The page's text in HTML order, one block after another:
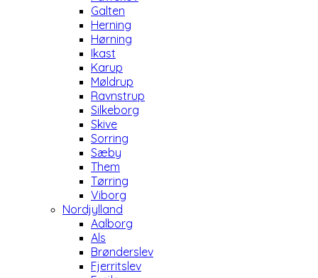
Galten
Herning
Hørning
Ikast
Karup
Møldrup
Ravnstrup
Silkeborg
Skive
Sorring
Sæby
Them
Tørring
Viborg
Nordjylland
Aalborg
Als
Brønderslev
Fjerritslev